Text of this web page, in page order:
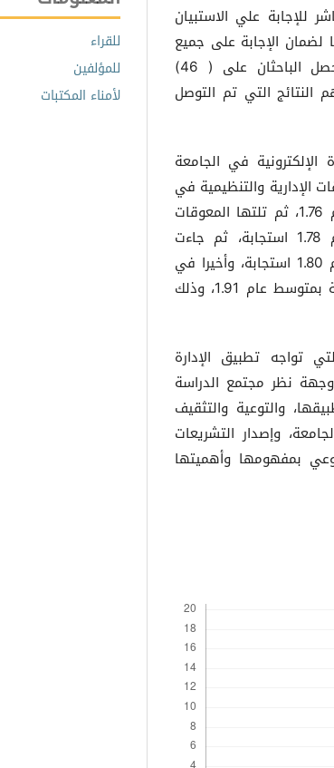
للإجابة علي الاستبيان
لضمان الإجابة على جميع
الأسئلة الموجودة في هذا الاستبيان، ولقد تحصل الباحثان على ( 46)
أهم النتائج التي تم التوصل
في الجامعة
الإدارية والتنظيمية في
المرتبة الأولى، حيث كانت الاستجابة بمتوسط عام 1.76، ثم تلتها المعوقات
التقنية في المرتبة الثانية وكانت بمتوسط عام 1.78 استجابة، ثم جاءت
المعوقات المالية في المرتبة الثالثة بمتوسط عام 1.80 استجابة، وأخيرا في
المرتبة الرابعة المعوقات البشرية وكانت الاستجابة بمتوسط عام 1.91، وذلك
تواجه تطبيق الإدارة
وجهة نظر مجتمع الدراسة
والتوعية والتثقيف
وإصدار التشريعات
بمفهومها وأهميتها
للقراء
للمؤلفين
لأمناء المكتبات